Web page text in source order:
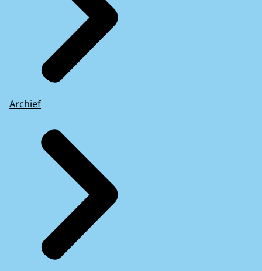
Archief